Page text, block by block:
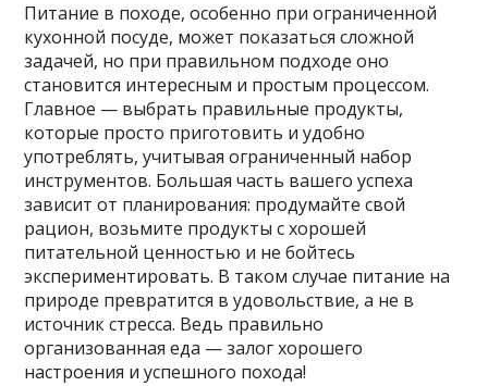
Питание в походе, особенно при ограниченной
кухонной посуде, может показаться сложной
задачей, но при правильном подходе оно
становится интересным и простым процессом.
Главное — выбрать правильные продукты,
которые просто приготовить и удобно
употреблять, учитывая ограниченный набор
инструментов. Большая часть вашего успеха
зависит от планирования: продумайте свой
рацион, возьмите продукты с хорошей
питательной ценностью и не бойтесь
экспериментировать. В таком случае питание на
природе превратится в удовольствие, а не в
источник стресса. Ведь правильно
организованная еда — залог хорошего
настроения и успешного похода!